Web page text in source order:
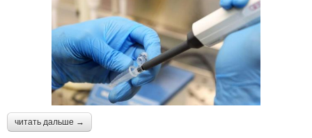
читать дальше →